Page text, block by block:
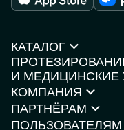
КАТАЛОГ
Протезы рук
Протезы ног
Кресла-коляски
Каталог товаров
Нейростимуляторы
КОМПАНИЯ
О компании
Контакты
ПОЛЬЗОВАТЕЛЯМ
И МЕДИЦИНСКИЕ
Моторика Орто
ПАРТНЁРАМ
Партнёрская программа